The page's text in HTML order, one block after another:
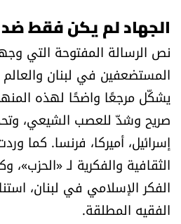
الجهاد لم يكن فقط ضد
نص الرسالة المفتوحة التي
يشكّل مرجعًا واضحًا لهذه
صريح وشدّ للعصب الشيعي،
إسرائيل، أميركا، فرنسا. كما
الثقافية والفكرية لـ
الفكر الإسلامي في لبنان،
الفقيه المطلقة.